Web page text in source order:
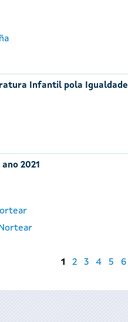
Infantil pola Igualdade
2021
1 2 3 4 5 6